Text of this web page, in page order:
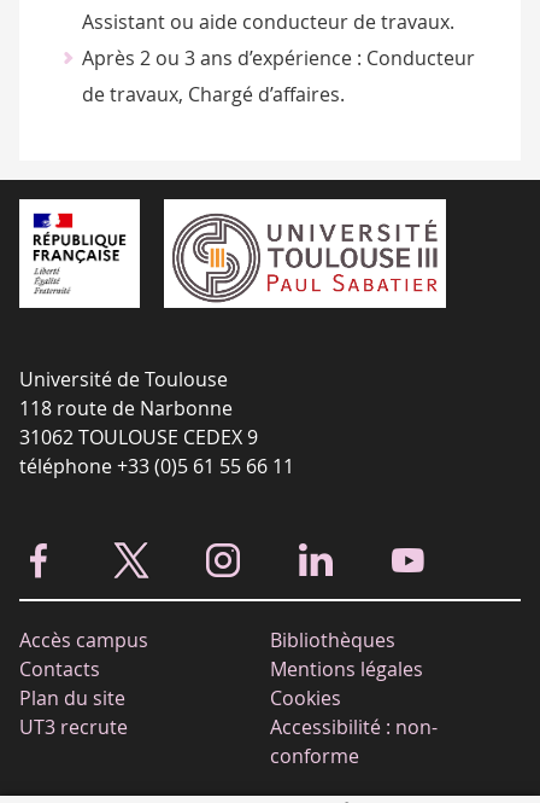
Assistant ou aide conducteur de travaux.
Après 2 ou 3 ans d’expérience : Conducteur
de travaux, Chargé d’affaires.
Université de Toulouse
118 route de Narbonne
31062 TOULOUSE CEDEX 9
téléphone +33 (0)5 61 55 66 11
Accès campus
Bibliothèques
Contacts
Mentions légales
Plan du site
Cookies
UT3 recrute
Accessibilité : non-
conforme